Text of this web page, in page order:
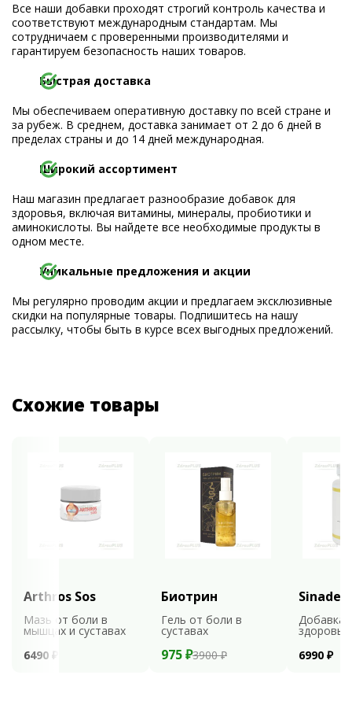
Все наши добавки проходят строгий контроль качества и
соответствуют международным стандартам. Мы
сотрудничаем с проверенными производителями и
гарантируем безопасность наших товаров.
Быстрая доставка
Мы обеспечиваем оперативную доставку по всей стране и
за рубеж. В среднем, доставка занимает от 2 до 6 дней в
пределах страны и до 14 дней международная.
Широкий ассортимент
Наш магазин предлагает разнообразие добавок для
здоровья, включая витамины, минералы, пробиотики и
аминокислоты. Вы найдете все необходимые продукты в
одном месте.
Уникальные предложения и акции
Мы регулярно проводим акции и предлагаем эксклюзивные
скидки на популярные товары. Подпишитесь на нашу
рассылку, чтобы быть в курсе всех выгодных предложений.
Схожие товары
Arthros Sos
Мазь от боли в
мышцах и суставах
6490 ₽
Биотрин
Гель от боли в
суставах
975 ₽3900 ₽
Sinaden
Добавка
здоровья
6990 ₽